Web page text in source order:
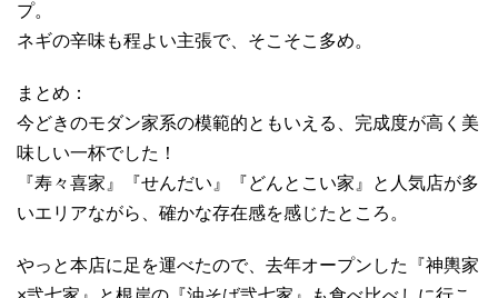
プ。
ネギの辛味も程よい主張で、そこそこ多め。
まとめ：
今どきのモダン家系の模範的ともいえる、完成度が高く美
味しい一杯でした！
『寿々喜家』『せんだい』『どんとこい家』と人気店が多
いエリアながら、確かな存在感を感じたところ。
やっと本店に足を運べたので、去年オープンした『神輿家